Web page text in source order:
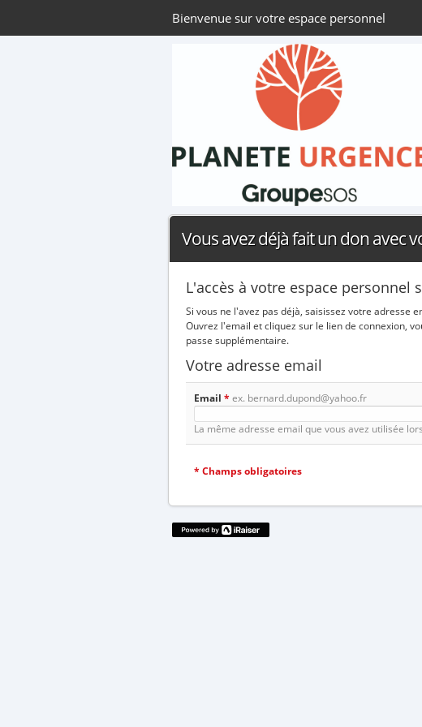
Bienvenue sur votre espace personnel
Vous avez déjà fait un don avec
L'accès à votre espace
Si vous ne l'avez pas déjà, saisissez votre adresse
Ouvrez l'email et cliquez sur le lien de connexion,
passe supplémentaire.
Votre adresse email
Email * ex. bernard.dupond@yahoo.fr
La même adresse email que vous avez utilisée
* Champs obligatoires